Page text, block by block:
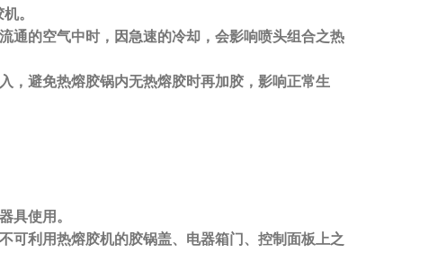
胶机。
通的空气中时，因急速的冷却，会影响喷头组合之热
，避免热熔胶锅内无热熔胶时再加胶，影响正常生
具使用。
可利用热熔胶机的胶锅盖、电器箱门、控制面板上之